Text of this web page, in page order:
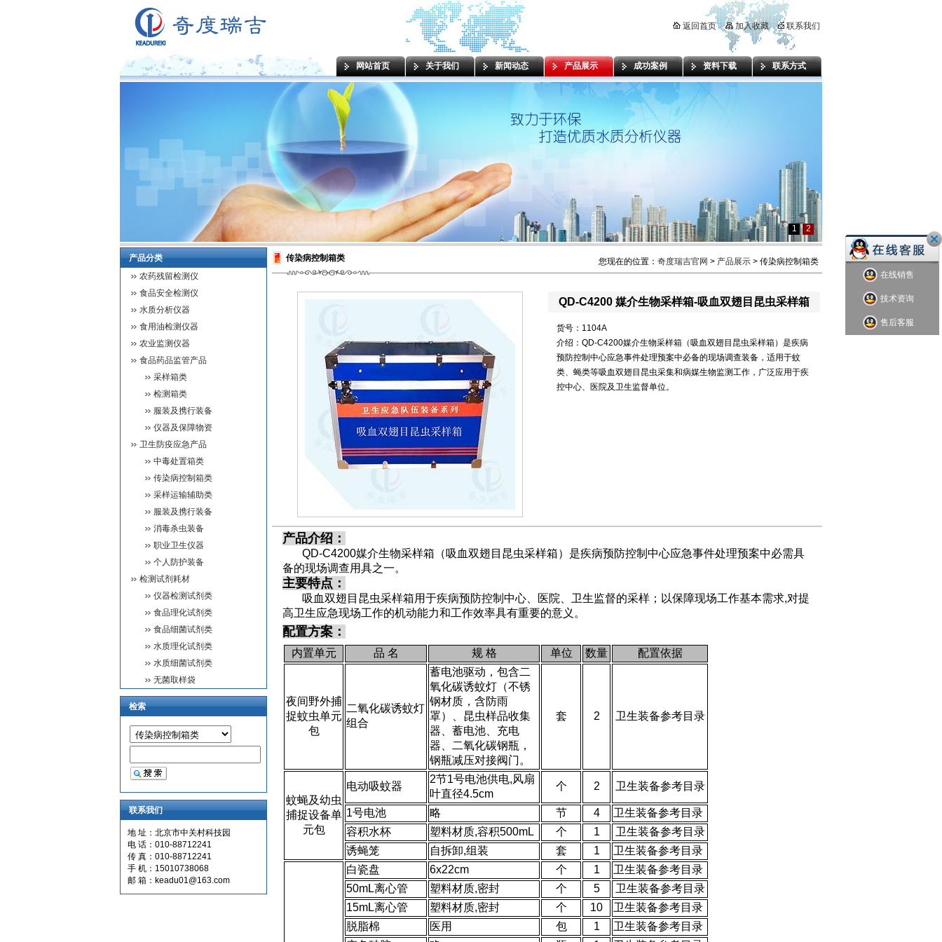
返回首页 加入收藏 联系我们
网站首页 关于我们 新闻动态 产品展示 成功案例 资料下载 联系方式
1 2
产品分类
农药残留检测仪
食品安全检测仪
水质分析仪器
食用油检测仪器
农业监测仪器
食品药品监管产品
采样箱类
检测箱类
服装及携行装备
仪器及保障物资
卫生防疫应急产品
中毒处置箱类
传染病控制箱类
采样运输辅助类
服装及携行装备
消毒杀虫装备
职业卫生仪器
个人防护装备
检测试剂耗材
仪器检测试剂类
食品理化试剂类
食品细菌试剂类
水质理化试剂类
水质细菌试剂类
无菌取样袋
检索
联系我们
地 址：北京市中关村科技园
电 话：010-88712241
传 真：010-88712241
手 机：15010738068
邮 箱：keadu01@163.com
传染病控制箱类 您现在的位置： 奇度瑞吉官网 > 产品展示 > 传染病控制箱类
QD-C4200 媒介生物采样箱-吸血双翅目昆虫采样箱
货号：1104A
介绍：QD-C4200媒介生物采样箱（吸血双翅目昆虫采样箱）是疾病
预防控制中心应急事件处理预案中必备的现场调查装备，适用于蚊
类、蝇类等吸血双翅目昆虫采集和病媒生物监测工作，广泛应用于疾
控中心、医院及卫生监督单位。
产品介绍：
QD-C4200媒介生物采样箱（吸血双翅目昆虫采样箱）是疾病预防控制中心应急事件处理预案中必需具
备的现场调查用具之一。
主要特点：
吸血双翅目昆虫采样箱用于疾病预防控制中心、医院、卫生监督的采样；以保障现场工作基本需求,对提
高卫生应急现场工作的机动能力和工作效率具有重要的意义。
配置方案：
内置单元 品 名 规 格 单位 数量 配置依据
夜间野外捕
捉蚊虫单元
包
二氧化碳诱蚊灯
组合
蓄电池驱动，包含二
氧化碳诱蚊灯（不锈
钢材质，含防雨
罩）、昆虫样品收集
器、蓄电池、充电
器、二氧化碳钢瓶，
钢瓶减压对接阀门。
套 2 卫生装备参考目录
蚊蝇及幼虫
捕捉设备单
元包
电动吸蚊器
2节1号电池供电,风扇
叶直径4.5cm
个 2 卫生装备参考目录
1号电池 略 节 4
卫生装备参考目录
容积水杯
塑料材质,容积500mL 个 1
卫生装备参考目录
诱蝇笼
自拆卸,组装 套 1
卫生装备参考目录
白瓷盘
6x22cm 个 1
卫生装备参考目录
50mL离心管
塑料材质,密封 个 5
卫生装备参考目录
15mL离心管
塑料材质,密封 个 10
卫生装备参考目录
脱脂棉
医用 包 1
卫生装备参考目录
在线销售
技术资询
售后客服